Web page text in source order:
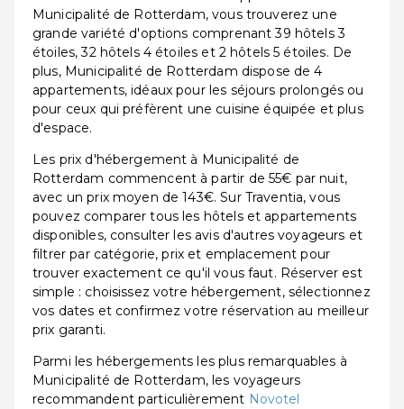
Municipalité de Rotterdam, vous trouverez une
grande variété d'options comprenant 39 hôtels 3
étoiles, 32 hôtels 4 étoiles et 2 hôtels 5 étoiles. De
plus, Municipalité de Rotterdam dispose de 4
appartements, idéaux pour les séjours prolongés ou
pour ceux qui préfèrent une cuisine équipée et plus
d'espace.
Les prix d'hébergement à Municipalité de
Rotterdam commencent à partir de 55€ par nuit,
avec un prix moyen de 143€. Sur Traventia, vous
pouvez comparer tous les hôtels et appartements
disponibles, consulter les avis d'autres voyageurs et
filtrer par catégorie, prix et emplacement pour
trouver exactement ce qu'il vous faut. Réserver est
simple : choisissez votre hébergement, sélectionnez
vos dates et confirmez votre réservation au meilleur
prix garanti.
Parmi les hébergements les plus remarquables à
Municipalité de Rotterdam, les voyageurs
recommandent particulièrement Novotel